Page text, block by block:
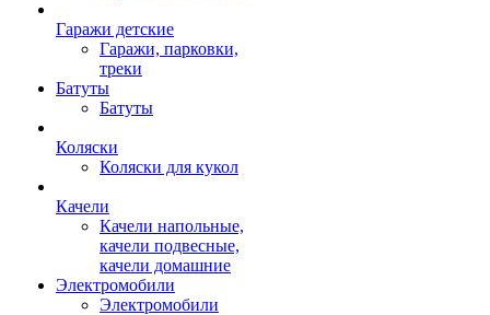
Гаражи детские
Гаражи, парковки,
треки
Батуты
Батуты
Коляски
Коляски для кукол
Качели
Качели напольные,
качели подвесные,
качели домашние
Электромобили
Электромобили